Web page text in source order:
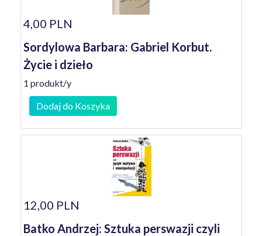
4,00 PLN
Sordylowa Barbara: Gabriel Korbut.
Życie i dzieło
1 produkt/y
Dodaj do Koszyka
12,00 PLN
Batko Andrzej: Sztuka perswazji czyli